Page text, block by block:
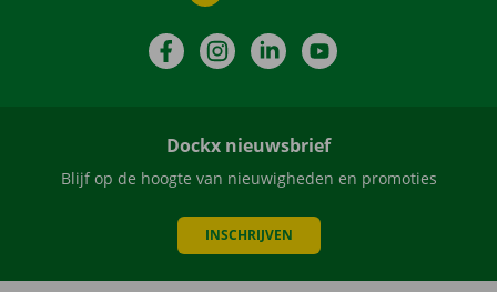
FacebookInstagramLinkedIn
Dockx nieuwsbrief
Blijf op de hoogte van nieuwigheden en promoties
INSCHRIJVEN